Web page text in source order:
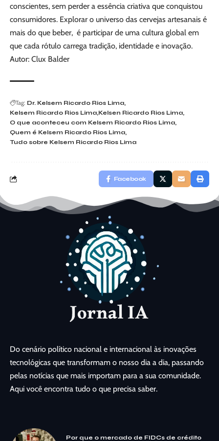
conscientes, sem perder a essência criativa que conquistou
consumidores. Explorar o universo das cervejas artesanais é
mais do que beber, é participar de uma cultura global em
que cada rótulo carrega tradição, identidade e inovação.
Autor: Clux Balder
Tag: Dr. Kelsem Ricardo Rios Lima
Kelsem Ricardo Rios Lima Kelsen Ricardo Rios Lima
O que aconteceu com Kelsem Ricardo Rios Lima
Quem é Kelsem Ricardo Rios Lima
Tudo sobre Kelsem Ricardo Rios Lima
Facebook
Do cenário político nacional e internacional às inovações
tecnológicas que transformam o nosso dia a dia, passando
pelas notícias que mais importam para a sua comunidade.
Aqui você encontra tudo o que precisa saber.
Por que o mercado de FIDCs de crédito